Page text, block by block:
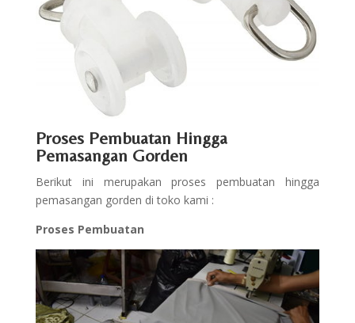
Proses Pembuatan Hingga
Pemasangan Gorden
Berikut ini merupakan proses pembuatan hingga
pemasangan gorden di toko kami :
Proses Pembuatan